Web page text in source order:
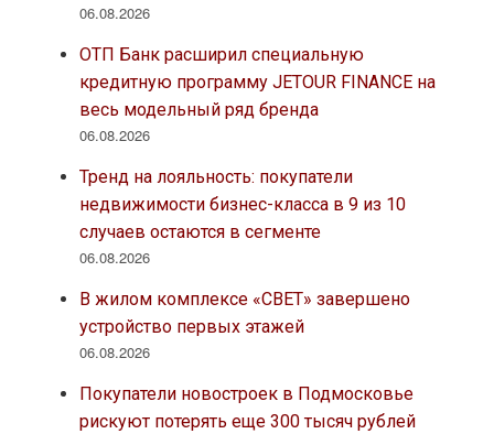
06.08.2026
ОТП Банк расширил специальную
кредитную программу JETOUR FINANCE на
весь модельный ряд бренда
06.08.2026
Тренд на лояльность: покупатели
недвижимости бизнес-класса в 9 из 10
случаев остаются в сегменте
06.08.2026
В жилом комплексе «СВЕТ» завершено
устройство первых этажей
06.08.2026
Покупатели новостроек в Подмосковье
рискуют потерять еще 300 тысяч рублей